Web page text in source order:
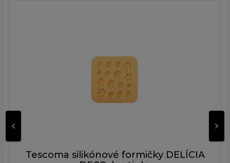
Tescoma silikónové formičky DELÍCIA